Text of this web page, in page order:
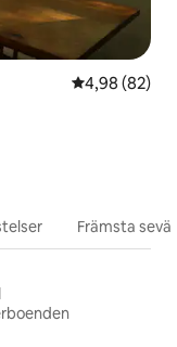
4,98 av 5 i
4,98 (82)
Främsta